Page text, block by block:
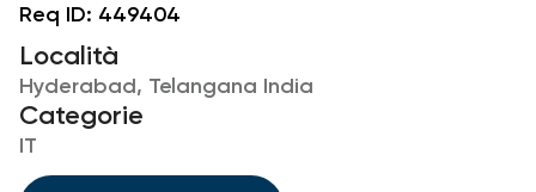
Req ID: 449404
Località
Hyderabad, Telangana India
Categorie
IT